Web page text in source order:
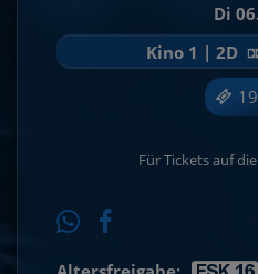
Di
Kino 1 | 2D
Für Tickets auf